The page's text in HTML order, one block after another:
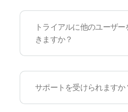
取得する時点を設定できます
期間中は、無制限でデータを
ライアル期間中にすべての履
長期間が付与されます。延長
で履歴データを複製できます
トライアルに他のユーザ
きますか？
覧や共同作業（新しいソース
できます。また、上記の登録
でトライアルを申請して開始
サポートを受けられますか